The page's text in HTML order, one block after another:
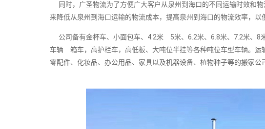
同时，广圣物流为了方便广大客户从泉州到海口的不同运输时效和
来降低从泉州到海口运输的物流成本，提高泉州到海口的物流效率，
公司备有金杯车、小面包车、4.2米 5米、6.2米、6.8米、7.2米、8
车辆 箱车，高护栏车，高低板、大吨位半挂等各种吨位车型车辆。
零配件、化妆品、办公用品、家具以及机器设备、植物种子等的搬家公